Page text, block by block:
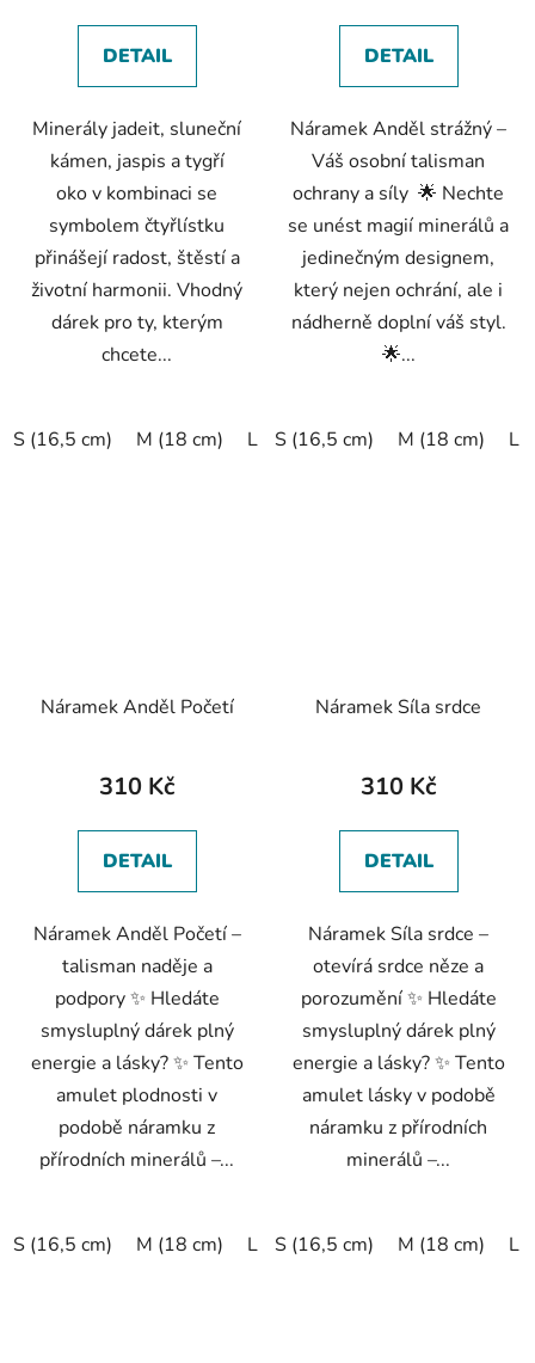
DETAIL
Minerály jadeit, sluneční
kámen, jaspis a tygří
oko v kombinaci se
symbolem čtyřlístku
přinášejí radost, štěstí a
životní harmonii. Vhodný
dárek pro ty, kterým
chcete...
S (16,5 cm) M (18 cm) L (19,5 cm) XL (20,5 cm)
DETAIL
Náramek Anděl strážný –
Váš osobní talisman
ochrany a síly 🌟 Nechte
se unést magií minerálů a
jedinečným designem,
který nejen ochrání, ale i
nádherně doplní váš styl.
🌟...
S (16,5 cm) M (18 cm) L
Náramek Anděl Početí
310 Kč
DETAIL
Náramek Anděl Početí –
talisman naděje a
podpory ✨ Hledáte
smysluplný dárek plný
energie a lásky? ✨ Tento
amulet plodnosti v
podobě náramku z
přírodních minerálů –...
S (16,5 cm) M (18 cm) L (19,5 cm) XL (20,5 cm)
Náramek Síla srdce
310 Kč
DETAIL
Náramek Síla srdce –
otevírá srdce něze a
porozumění ✨ Hledáte
smysluplný dárek plný
energie a lásky? ✨ Tento
amulet lásky v podobě
náramku z přírodních
minerálů –...
S (16,5 cm) M (18 cm) L